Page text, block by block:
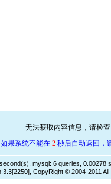
无法获取内容信息，请检查
如果系统不能在 2 秒后自动返回，
mysql: 6 queries, 0.00278
CopyRight © 2004-2011